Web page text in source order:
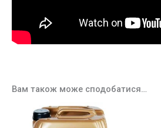
Вам також може сподобатися…